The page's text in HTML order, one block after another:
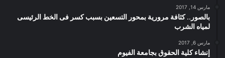
مارس 14, 2017
بالصور.. كثافة مرورية بمحور التسعين بسبب كسر فى الخط الرئيسى
لمياه الشرب
مارس 6, 2017
إنشاء كلية الحقوق بجامعة الفيوم